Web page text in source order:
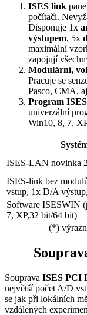
ISES link
počítači.
Disponuje 1x
výstupem, 5x
maximální
zapojují
Modulární,
Pracuje se
Pasco, CMA,
Program
univerzální
Win10, 8, 7,
ISES-LAN novinka
ISES-link bez
vstup, 1x D/A
Software ISESWIN
7, XP,32 bit/64 bit)
(*)
Souprava ISES PCI
největší počet A/D
se jak při lokálních
vzdálených